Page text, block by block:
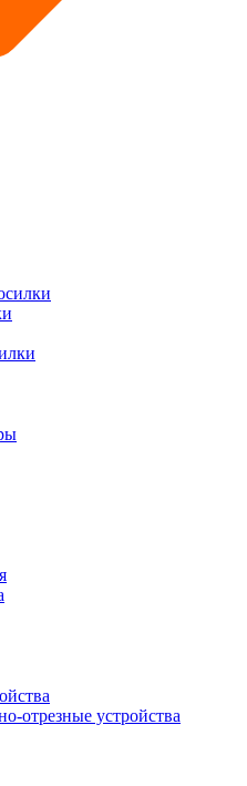
отрезные устройства